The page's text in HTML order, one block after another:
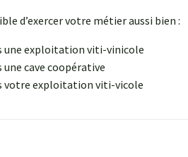
d’exercer votre métier aussi bien :
une exploitation viti-vinicole
une cave coopérative
votre exploitation viti-vicole